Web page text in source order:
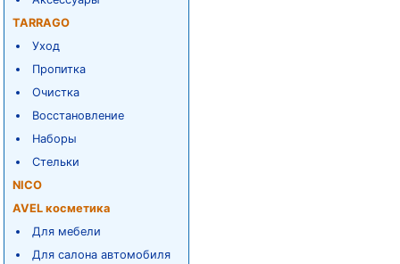
TARRAGO
Уход
Пропитка
Очистка
Восстановление
Наборы
Стельки
NICO
AVEL косметика
Для мебели
Для салона автомобиля